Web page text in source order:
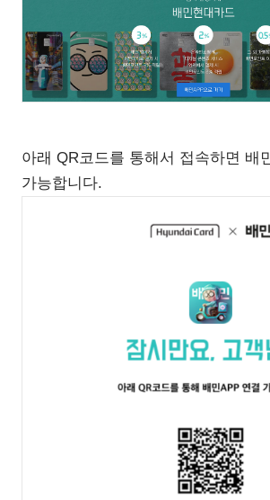
아래 QR코드를 통해서 접속하면 배
가능합니다.